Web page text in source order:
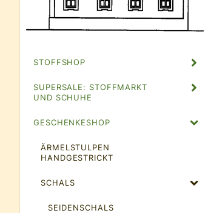
STOFFSHOP
SUPERSALE: STOFFMARKT
UND SCHUHE
GESCHENKESHOP
ÄRMELSTULPEN
HANDGESTRICKT
SCHALS
SEIDENSCHALS